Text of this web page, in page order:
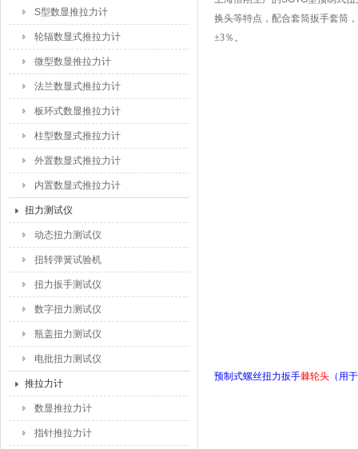
S型数显推拉力计
轮辐数显式推拉力计
微型数显推拉力计
法兰数显式推拉力计
板环式数显推拉力计
柱型数显式推拉力计
外置数显式推拉力计
内置数显式推拉力计
扭力测试仪
动态扭力测试仪
扭转弹簧试验机
扭力扳手测试仪
数字扭力测试仪
瓶盖扭力测试仪
电批扭力测试仪
推拉力计
数显推拉力计
指针推拉力计
换头等特点， 配合套筒扳手套筒
±3％。
预制式螺丝扭力扳手棘轮头 （用